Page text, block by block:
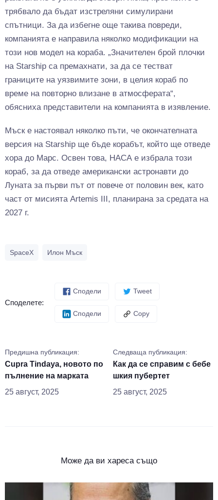
трябвало да бъдат изстреляни симулирани
спътници. За да избегне още такива повреди,
компанията е направила няколко модификации на
този нов модел на кораба. „Значителен брой плочки
на Starship са премахнати, за да се тестват
границите на уязвимите зони, в целия кораб по
време на повторно влизане в атмосферата“,
обясниха представители на компанията в изявление.
Мъск е настоявал няколко пъти, че окончателната
версия на Starship ще бъде корабът, който ще отведе
хора до Марс. Освен това, НАСА е избрала този
кораб, за да отведе американски астронавти до
Луната за първи път от повече от половин век, като
част от мисията Artemis III, планирана за средата на
2027 г.
SpaceX Илон Мъск
Споделете:
Сподели Tweet
Сподели Copy
Предишна публикация:
Cupra Tindaya, новото по
пълнение на марката
25 август, 2025
Следваща публикация:
Как да се справим с бебе
шкия пубертет
25 август, 2025
Може да ви хареса също